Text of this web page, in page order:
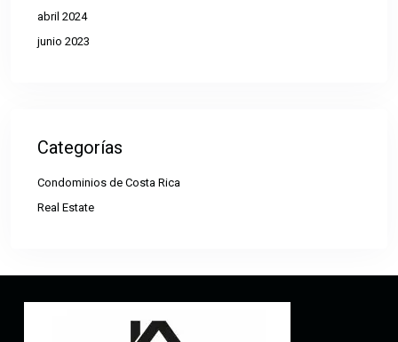
abril 2024
junio 2023
Categorías
Condominios de Costa Rica
Real Estate